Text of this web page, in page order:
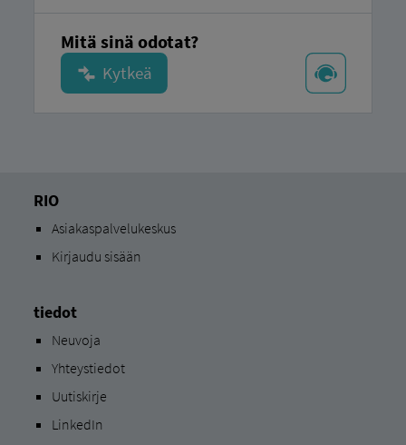
Mitä sinä odotat?
RIO
Asiakaspalvelukeskus
Kirjaudu sisään
tiedot
Neuvoja
Yhteystiedot
Uutiskirje
LinkedIn